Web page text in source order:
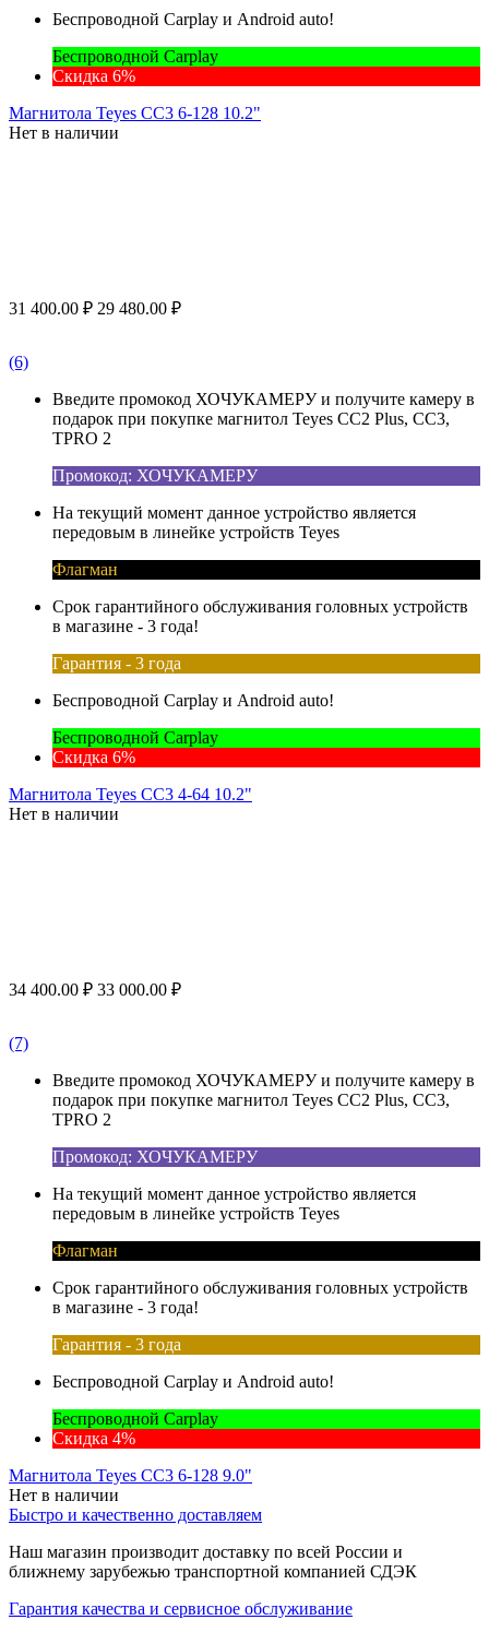
Беспроводной Carplay и Android auto!
Беспроводной Carplay
Скидка 6%
Магнитола Teyes CC3 6-128 10.2"
Нет в наличии
31 400.00 ₽ 29 480.00 ₽
(6)
Введите промокод ХОЧУКАМЕРУ и получите камеру в
подарок при покупке магнитол Teyes CC2 Plus, CC3,
TPRO 2
Промокод: ХОЧУКАМЕРУ
На текущий момент данное устройство является
передовым в линейке устройств Teyes
Флагман
Срок гарантийного обслуживания головных устройств
в магазине - 3 года!
Гарантия - 3 года
Беспроводной Carplay и Android auto!
Беспроводной Carplay
Скидка 6%
Магнитола Teyes CC3 4-64 10.2"
Нет в наличии
34 400.00 ₽ 33 000.00 ₽
(7)
Введите промокод ХОЧУКАМЕРУ и получите камеру в
подарок при покупке магнитол Teyes CC2 Plus, CC3,
TPRO 2
Промокод: ХОЧУКАМЕРУ
На текущий момент данное устройство является
передовым в линейке устройств Teyes
Флагман
Срок гарантийного обслуживания головных устройств
в магазине - 3 года!
Гарантия - 3 года
Беспроводной Carplay и Android auto!
Беспроводной Carplay
Скидка 4%
Магнитола Teyes CC3 6-128 9.0"
Нет в наличии
Быстро и качественно доставляем
Наш магазин производит доставку по всей России и
ближнему зарубежью транспортной компанией СДЭК
Гарантия качества и сервисное обслуживание